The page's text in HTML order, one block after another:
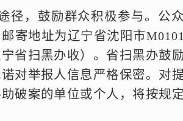
径，鼓励群众积极参与。公
寄地址为辽宁省沈阳市
省扫黑办收）。省扫黑办鼓
对举报人信息严格保密。对
破案的单位或个人，将按规